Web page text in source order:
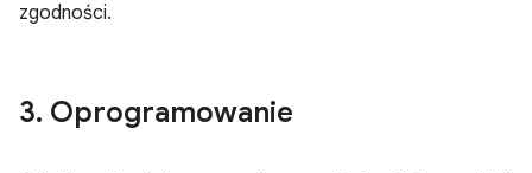
zgodności.
3. Oprogramowanie